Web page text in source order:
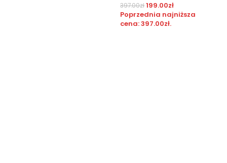
397.00zł199.00zł
Poprzednia najniższa
cena:397.00zł.